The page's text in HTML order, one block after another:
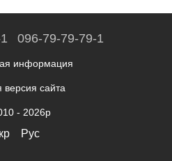
096-79-79-79-1
информация
версия сайта
- 2026р
Рус